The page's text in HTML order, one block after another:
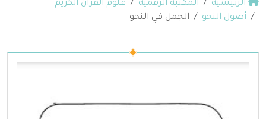
الرئيسية المكتبة الرقمية
علوم القرآن الكريم
أصول النحو
الجمل في النحو